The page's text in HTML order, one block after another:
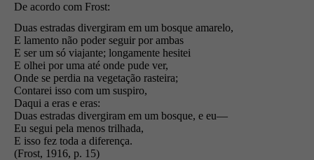
De acordo com Frost:
Duas estradas divergiram em um bosque amarelo,
E lamento não poder seguir por ambas
E ser um só viajante; longamente hesitei
E olhei por uma até onde pude ver,
Onde se perdia na vegetação rasteira;
Contarei isso com um suspiro,
Daqui a eras e eras:
Duas estradas divergiram em um bosque, e eu—
Eu segui pela menos trilhada,
E isso fez toda a diferença.
(Frost, 1916, p. 15)